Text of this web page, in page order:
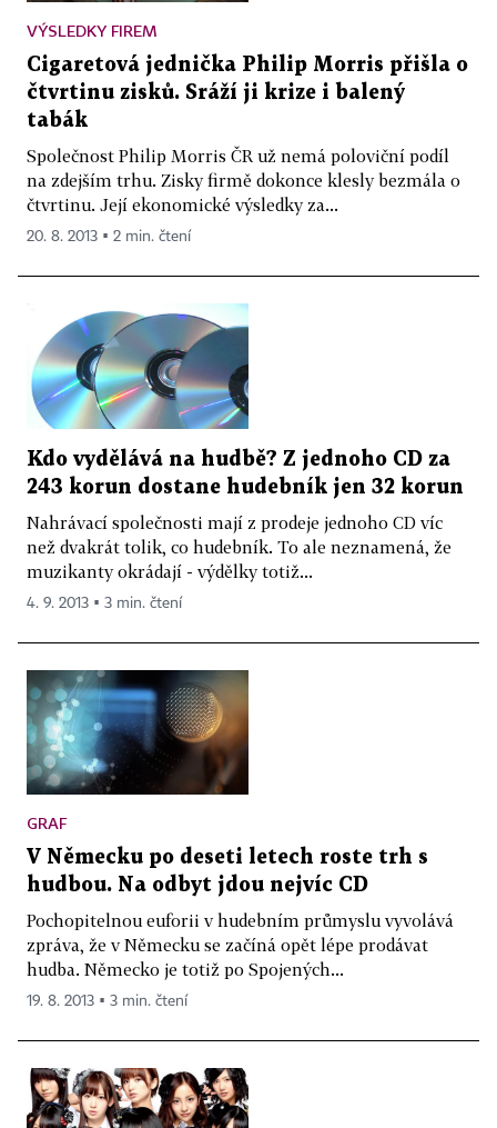
VÝSLEDKY FIREM
Cigaretová jednička Philip Morris přišla o
čtvrtinu zisků. Sráží ji krize i balený
tabák
Společnost Philip Morris ČR už nemá poloviční podíl
na zdejším trhu. Zisky firmě dokonce klesly bezmála o
čtvrtinu. Její ekonomické výsledky za...
20. 8. 2013 ▪ 2 min. čtení
Kdo vydělává na hudbě? Z jednoho CD za
243 korun dostane hudebník jen 32 korun
Nahrávací společnosti mají z prodeje jednoho CD víc
než dvakrát tolik, co hudebník. To ale neznamená, že
muzikanty okrádají - výdělky totiž...
4. 9. 2013 ▪ 3 min. čtení
GRAF
V Německu po deseti letech roste trh s
hudbou. Na odbyt jdou nejvíc CD
Pochopitelnou euforii v hudebním průmyslu vyvolává
zpráva, že v Německu se začíná opět lépe prodávat
hudba. Německo je totiž po Spojených...
19. 8. 2013 ▪ 3 min. čtení